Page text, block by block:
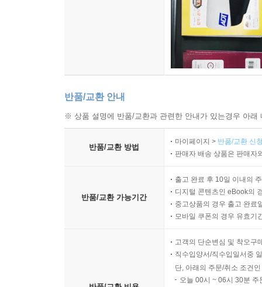
반품/교환 안내
※ 상품 설명에 반품/교환과 관련한 안내가 있는경우 아
반품/교환 방법
마이페이지 > 반품/교환 신
판매자 배송 상품은 판매자
반품/교환 가능기간
출고 완료 후 10일 이내의
디지털 콘텐츠인 eBook의
중고상품의 경우 출고 완료
모바일 쿠폰의 경우 유효기
고객의 단순변심 및 착오구
직수입양서/직수입일서중
단, 아래의 주문/취소 조건
오늘 00시 ~ 06시 30분